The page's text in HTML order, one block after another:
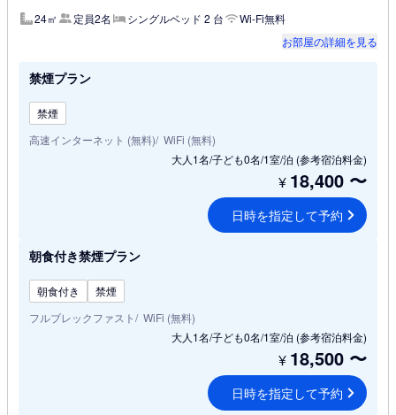
24㎡ 定員2名 シングルベッド 2 台
Wi-Fi無料
お部屋の詳細を見る
禁煙プラン
禁煙
高速インターネット (無料) WiFi (無料)
大人1名/子ども0名/1室/泊 (参考宿泊料金)
¥ 18,400 〜
日時を指定して予約
朝食付き禁煙プラン
朝食付き
禁煙
フルブレックファスト
WiFi (無料)
大人1名/子ども0名/1室/泊 (参考宿泊料金)
¥ 18,500 〜
日時を指定して予約